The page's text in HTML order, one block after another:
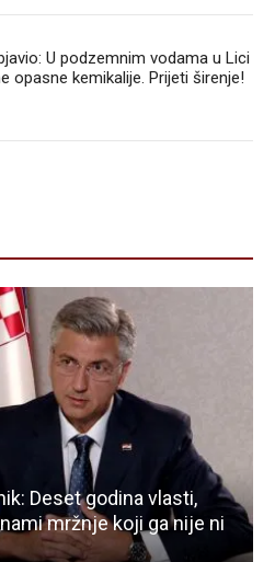
U podzemnim vodama u Lici
opasne kemikalije. Prijeti širenje!
Deset godina vlasti,
mržnje koji ga nije ni